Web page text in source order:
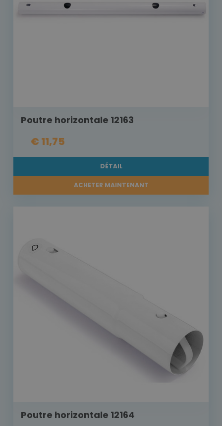
Poutre horizontale 12163
€ 11,75
DÉTAIL
ACHETER MAINTENANT
Poutre horizontale 12164